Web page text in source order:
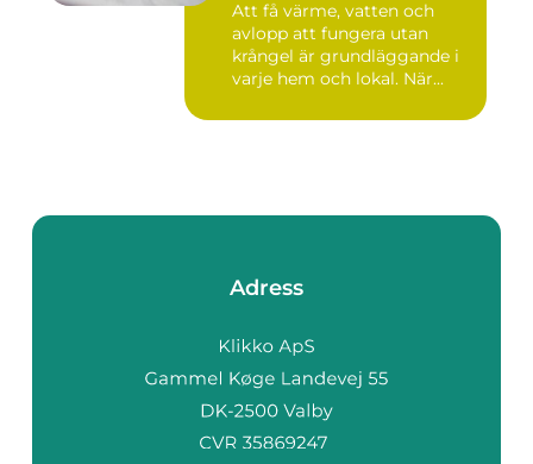
Att få värme, vatten och
avlopp att fungera utan
krångel är grundläggande i
varje hem och lokal. När...
Adress